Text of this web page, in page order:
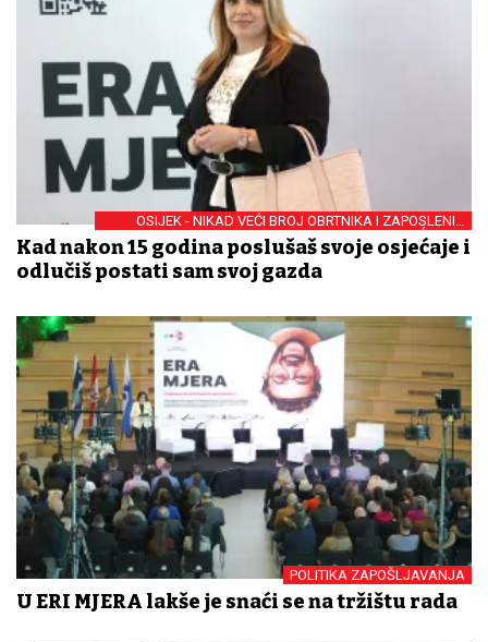
OSIJEK - NIKAD VEĆI BROJ OBRTNIKA I ZAPOSLENIH
OPĆENITO
Kad nakon 15 godina poslušaš svoje osjećaje i
odlučiš postati sam svoj gazda
POLITIKA ZAPOŠLJAVANJA
U ERI MJERA lakše je snaći se na tržištu rada